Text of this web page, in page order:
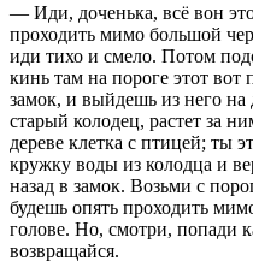
— Иди, доченька, всё вон
проходить мимо большой
иди тихо и смело. Потом
кинь там на пороге этот вот
замок, и выйдешь из него на
старый колодец, растет за
дереве клетка с птицей; ты
кружку воды из колодца и
назад в замок. Возьми с
будешь опять проходить
голове. Но, смотри, попади
возвращайся.